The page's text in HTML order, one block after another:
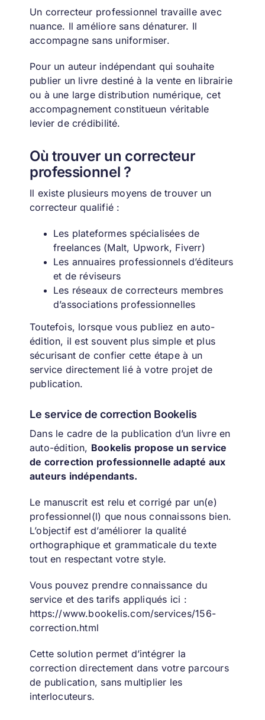
Un correcteur professionnel travaille avec
nuance. Il améliore sans dénaturer. Il
accompagne sans uniformiser.
Pour un auteur indépendant qui souhaite
publier un livre destiné à la vente en librairie
ou à une large distribution numérique, cet
accompagnement constitueun véritable
levier de crédibilité.
Où trouver un correcteur
professionnel ?
Il existe plusieurs moyens de trouver un
correcteur qualifié :
Les plateformes spécialisées de
freelances (Malt, Upwork, Fiverr)
Les annuaires professionnels d’éditeurs
et de réviseurs
Les réseaux de correcteurs membres
d’associations professionnelles
Toutefois, lorsque vous publiez en auto-
édition, il est souvent plus simple et plus
sécurisant de confier cette étape à un
service directement lié à votre projet de
publication.
Le service de correction Bookelis
Dans le cadre de la publication d’un livre en
auto-édition, Bookelis propose un service
de correction professionnelle adapté aux
auteurs indépendants.
Le manuscrit est relu et corrigé par un(e)
professionnel(l) que nous connaissons bien.
L’objectif est d’améliorer la qualité
orthographique et grammaticale du texte
tout en respectant votre style.
Vous pouvez prendre connaissance du
service et des tarifs appliqués ici :
https://www.bookelis.com/services/156-
correction.html
Cette solution permet d’intégrer la
correction directement dans votre parcours
de publication, sans multiplier les
interlocuteurs.